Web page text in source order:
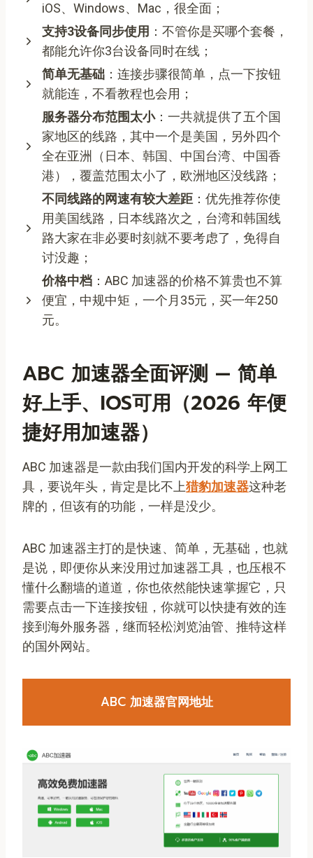
iOS、Windows、Mac，很全面；
支持3设备同步使用 ：不管你是买哪个套餐，
都能允许你3台设备同时在线；
简单无基础 ：连接步骤很简单，点一下按钮
就能连，不看教程也会用；
服务器分布范围太小：一共就提供了五个国
家地区的线路，其中一个是美国，另外四个
全在亚洲（日本、韩国、中国台湾、中国香
港），覆盖范围太小了，欧洲地区没线路；
不同线路的网速有较大差距 ：优先推荐你使
用美国线路，日本线路次之，台湾和韩国线
路大家在非必要时刻就不要考虑了，免得自
讨没趣；
价格中档 ：ABC 加速器的价格不算贵也不算
便宜，中规中矩，一个月35元，买一年250
元。
ABC 加速器全面评测 — 简单
好上手、iOS可用（2026 年便
捷好用加速器）
ABC 加速器是一款由我们国内开发的科学上网工
具，要说年头，肯定是比不上猎豹加速器这种老
牌的，但该有的功能，一样是没少。
ABC 加速器主打的是快速、简单，无基础，也就
是说，即便你从来没用过加速器工具，也压根不
懂什么翻墙的道道，你也依然能快速掌握它，只
需要点击一下连接按钮，你就可以快捷有效的连
接到海外服务器，继而轻松浏览油管、推特这样
的国外网站。
ABC 加速器官网地址